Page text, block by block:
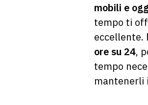
mobili e
tempo ti
eccellente.
ore su 24,
tempo
mantenerli